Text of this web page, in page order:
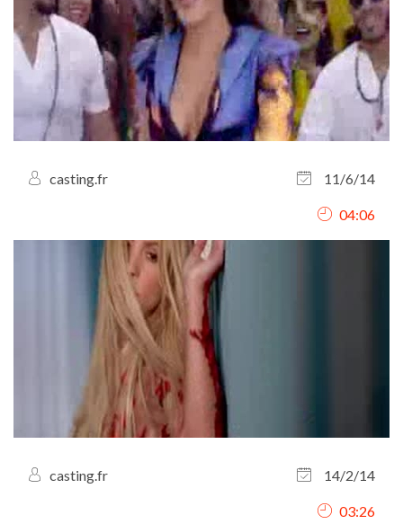
casting.fr 11/6/14
04:06
casting.fr 14/2/14
03:26